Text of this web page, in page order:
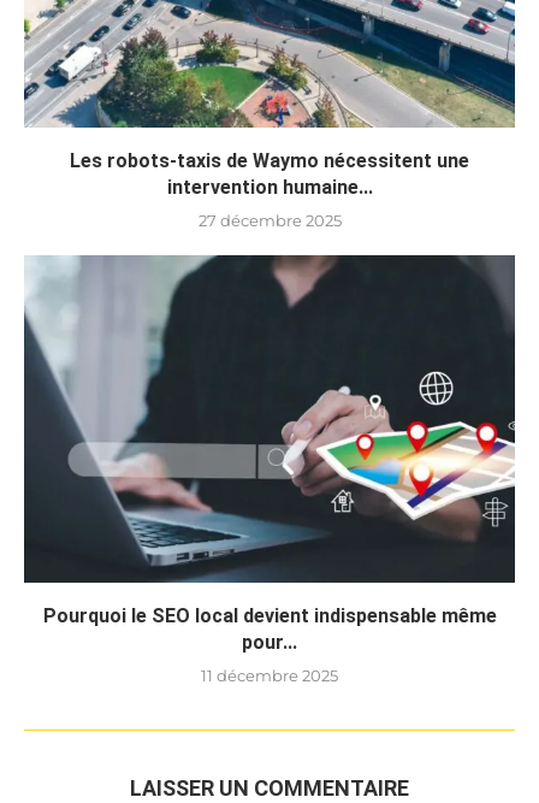
Les robots-taxis de Waymo nécessitent une
intervention humaine...
27 décembre 2025
Pourquoi le SEO local devient indispensable même
pour...
11 décembre 2025
LAISSER UN COMMENTAIRE